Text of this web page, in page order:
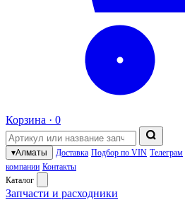
Корзина · 0
▾Алматы Доставка Подбор по VIN Телеграм
компании Контакты
Каталог
Запчасти и расходники